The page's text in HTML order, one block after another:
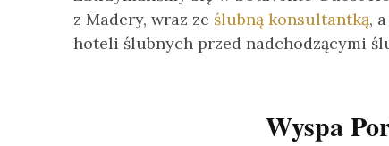
z Madery, wraz ze ślubną konsultantką,
hoteli ślubnych przed nadchodzącymi
Wyspa